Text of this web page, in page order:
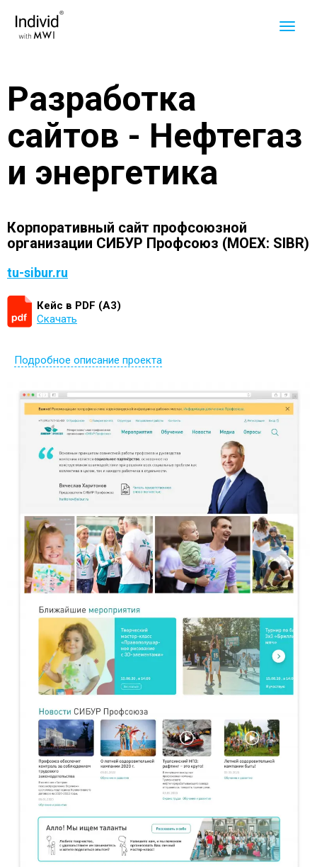
Разработка
сайтов - Нефтегаз
и энергетика
Корпоративный сайт профсоюзной
организации СИБУР Профсоюз (MOEX: SIBR)
tu-sibur.ru
Кейс в PDF (А3)
Скачать
Подробное описание проекта